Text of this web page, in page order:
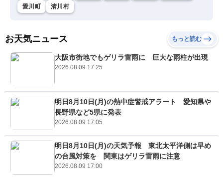
愛川町
清川村
お天気ニュース もっと読む
大阪市街地でもゲリラ雷雨に 巨大な雨柱が出現
2026.08.09 17:25
明日8月10日(月)の熱中症警戒アラート 愛知県や
長野県など5県に発表
2026.08.09 17:05
明日8月10日(月)の天気予報 東北太平洋側は早め
の台風対策を 関東はゲリラ雷雨に注意
2026.08.09 17:00